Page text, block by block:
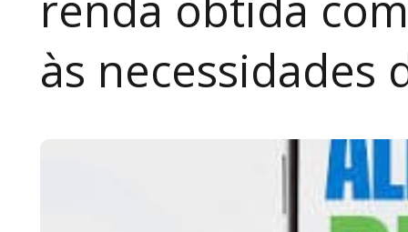
às necessidades